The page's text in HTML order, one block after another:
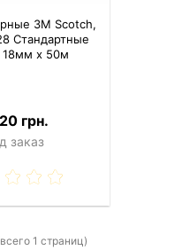
3M Scotch,
Стандартные
18мм x 50м
грн.
заказ
1 страниц)